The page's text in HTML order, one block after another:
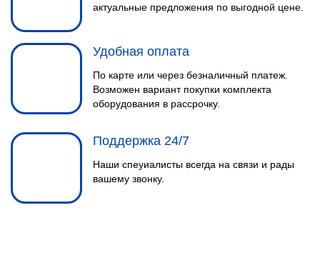
актуальные предложения по выгодной цене.
Удобная оплата
По карте или через безналичный платеж.
Возможен вариант покупки комплекта
оборудования в рассрочку.
Поддержка 24/7
Наши спеуиалисты всегда на связи и рады
вашему звонку.